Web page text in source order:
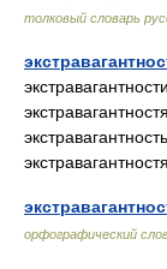
толковый словарь
орфографический